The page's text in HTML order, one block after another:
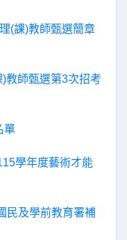
(課)教師甄選簡章
教師甄選第3次招考
單
學年度藝術才能
民及學前教育署補